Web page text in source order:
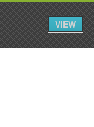
VIEW
INICIAR SESSÃO